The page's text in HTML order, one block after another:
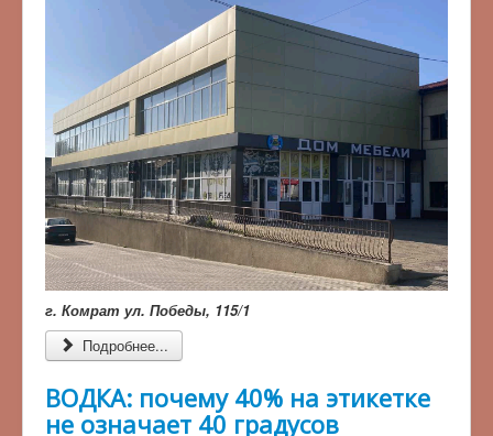
г. Комрат ул. Победы, 115/1
Подробнее...
ВОДКА: почему 40% на этикетке
не означает 40 градусов